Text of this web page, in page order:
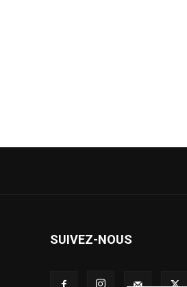
SUIVEZ-NOUS